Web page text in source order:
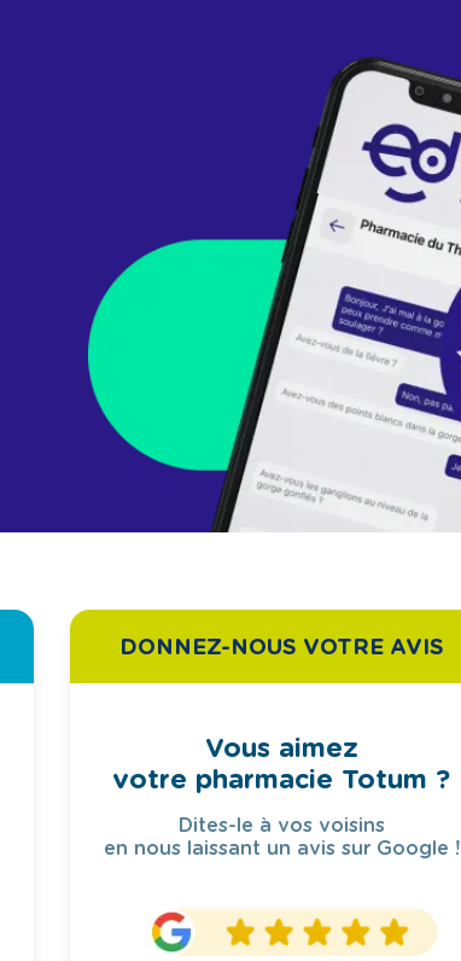
DONNEZ-NOUS VOTRE AVIS
Vous aimez
votre pharmacie Totum ?
Dites-le à vos voisins
en nous laissant un avis sur Google !